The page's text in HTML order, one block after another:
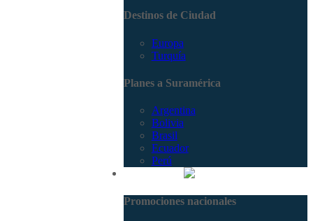
Destinos de Ciudad
Europa
Turquía
Planes a Suramérica
Argentina
Bolivia
Brasil
Ecuador
Perú
Promociones nacionales